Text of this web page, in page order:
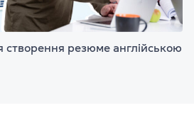
створення резюме англійською